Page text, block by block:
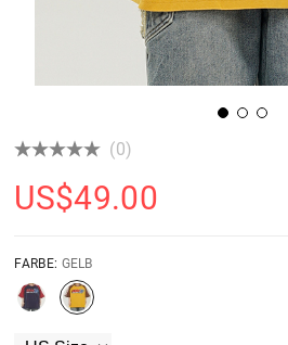
(0)
US$49.00
FARBE: GELB